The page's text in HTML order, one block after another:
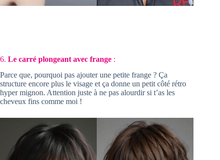
6. Le carré plongeant avec frange :
Parce que, pourquoi pas ajouter une petite frange ? Ça
structure encore plus le visage et ça donne un petit côté rétro
hyper mignon. Attention juste à ne pas alourdir si t’as les
cheveux fins comme moi !